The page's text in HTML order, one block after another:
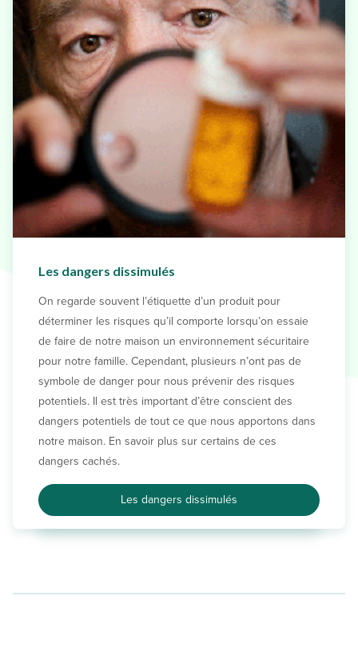
Les dangers dissimulés
On regarde souvent l’étiquette d’un produit pour
déterminer les risques qu’il comporte lorsqu’on essaie
de faire de notre maison un environnement sécuritaire
pour notre famille. Cependant, plusieurs n’ont pas de
symbole de danger pour nous prévenir des risques
potentiels. Il est très important d’être conscient des
dangers potentiels de tout ce que nous apportons dans
notre maison. En savoir plus sur certains de ces
dangers cachés.
Les dangers dissimulés